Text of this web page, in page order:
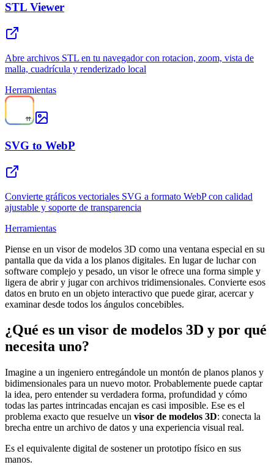
STL Viewer
Abre archivos STL en tu navegador con rotacion, zoom, vista de
malla, cuadrícula y renderizado local
Herramientas
SVG to WebP
Convierte gráficos vectoriales SVG a formato WebP con calidad
ajustable y soporte de transparencia
Herramientas
Piense en un visor de modelos 3D como una ventana especial en su
pantalla que da vida a los planos digitales. En lugar de luchar con
software complejo y pesado, un visor le ofrece una forma simple y
ligera de abrir y jugar con archivos tridimensionales. Convierte esos
datos en bruto en un objeto interactivo que puede girar, acercar y
examinar desde todos los ángulos concebibles.
¿Qué es un visor de modelos 3D y por qué
necesita uno?
Imagine a un ingeniero entregándole un montón de planos planos y
bidimensionales para un nuevo motor. Probablemente puede captar
la idea, pero entender su verdadera forma, profundidad y cómo
todas las partes intrincadas encajan es casi imposible. Ese es el
problema exacto que resuelve un visor de modelos 3D: conecta la
brecha entre un archivo de datos y una experiencia visual real.
Es el equivalente digital de sostener un prototipo físico en sus
manos.